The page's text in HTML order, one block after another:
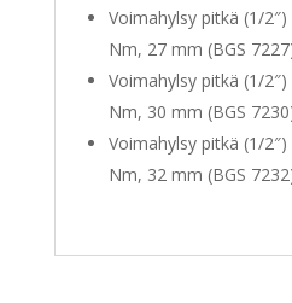
Voimahylsy pitkä (1/
Nm, 27 mm (BGS
Voimahylsy pitkä (1/
Nm, 30 mm (BGS
Voimahylsy pitkä (1/
Nm, 32 mm (BGS